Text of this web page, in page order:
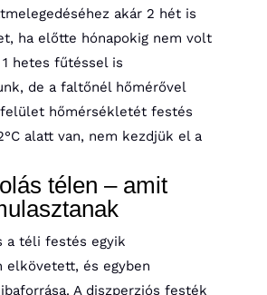
akár 2 hét is
ha előtte hónapokig nem volt
hetes fűtéssel is
de a faltőnél hőmérővel
hőmérsékletét festés
alatt van, nem kezdjük el a
télen – amit
a téli festés egyik
elkövetett, és egyben
A diszperziós festék